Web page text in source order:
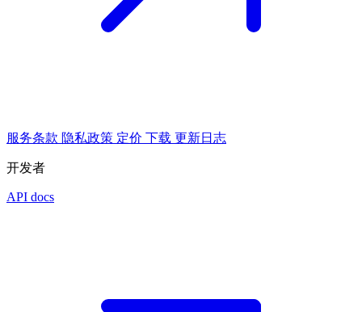
服务条款 隐私政策 定价 下载 更新日志
开发者
API docs